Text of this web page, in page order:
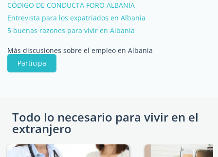
CÓDIGO DE CONDUCTA FORO ALBANIA
Entrevista para los expatriados en Albania
5 buenas razones para vivir en Albania
Más discusiones sobre el empleo en Albania
Participa
Todo lo necesario para vivir en el
extranjero